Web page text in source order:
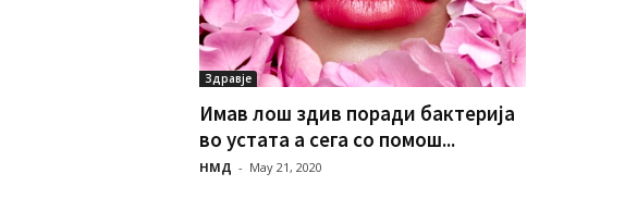
Здравје
Имав лош здив поради бактерија
во устата а сега со помош...
НМД - May 21, 2020